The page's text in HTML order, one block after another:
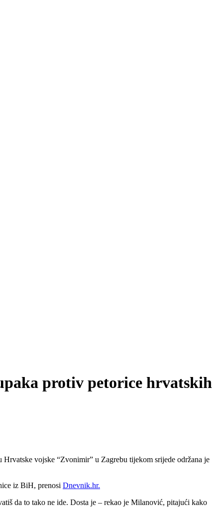
protiv petorice hrvatskih
vojske “Zvonimir” u Zagrebu tijekom srijede održana je
iz BiH, prenosi Dnevnik.hr.
da to tako ne ide. Dosta je – rekao je Milanović, pitajući kako